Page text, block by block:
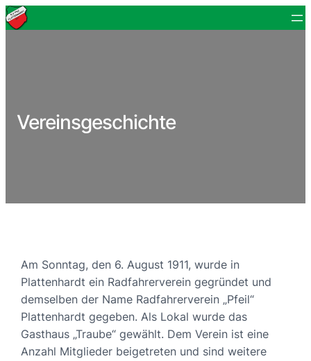
Vereinsgeschichte
Am Sonntag, den 6. August 1911, wurde in
Plattenhardt ein Radfahrerverein gegründet und
demselben der Name Radfahrerverein „Pfeil“
Plattenhardt gegeben. Als Lokal wurde das
Gasthaus „Traube“ gewählt. Dem Verein ist eine
Anzahl Mitglieder beigetreten und sind weitere